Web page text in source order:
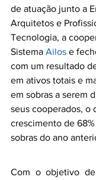
de atuação junto a
Arquitetos e
Tecnologia, a
Sistema Ailos e
com um resultado
em ativos totais e
em sobras a serem
seus cooperados, o
crescimento de
sobras do ano
Com o objetivo